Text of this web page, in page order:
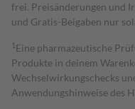
frei. Preisänderungen und
und Gratis-Beigaben nur
1 Eine pharmazeutische
Produkte in deinem
Wechselwirkungschecks
Anwendungshinweise des